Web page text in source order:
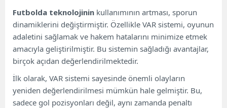
Futbolda teknolojinin kullanımının artması, sporun
dinamiklerini değiştirmiştir. Özellikle VAR sistemi, oyunun
adaletini sağlamak ve hakem hatalarını minimize etmek
amacıyla geliştirilmiştir. Bu sistemin sağladığı avantajlar,
birçok açıdan değerlendirilmektedir.
İlk olarak, VAR sistemi sayesinde önemli olayların
yeniden değerlendirilmesi mümkün hale gelmiştir. Bu,
sadece gol pozisyonları değil, aynı zamanda penaltı